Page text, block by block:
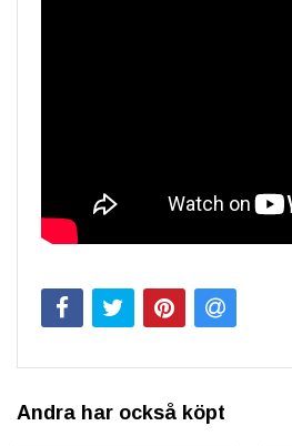
Andra har också köpt